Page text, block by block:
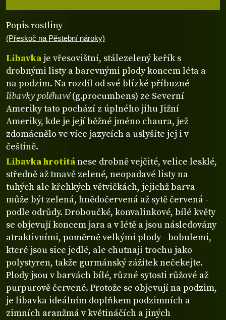
Popis rostliny
(Přeskoč na Pěstební nároky)
Libavka je vřesovištní, stálezelený keřík s
drobnými listy a barevnými plody koncem léta a
na podzim. Na rozdíl od své blízké příbuzné
libavky poléhavé(g.procumbens) ze Severní
Ameriky tato pochází z úplného jihu Jižní
Ameriky, kde je její běžné jméno chaura, jež
zdomácnělo ve více jazycích a uslyšíte jej i v
češtině.
Libavka hrotitánese drobně vejčité, velice lesklé,
středně až tmavě zelené, neopadavé listy na
tuhých ale křehkých větvičkách, jejichž barva
může být zelená, hnědočervená až sytě červená -
podle odrůdy. Droboučké, konvalinkové, bílé květy
se objevují koncem jara a v létě a jsou následovány
atraktivními, poměrně velkými plody - bobulemi,
které jsou sice jedlé, ale chutnají trochu jako
polystyren, takže gurmánský zážitek nečekejte.
Plody jsou v barvách bílé, různé sytosti růžové až
purpurově červené. Protože se objevují na podzim,
je libavka ideálním doplňkem podzimních a
zimních aranžmá v květináčích a jiných